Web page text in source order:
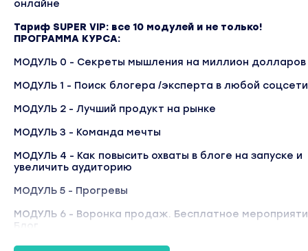
онлайне
Тариф SUPER VIP: все 10 модулей и не только!
ПРОГРАММА КУРСА:
МОДУЛЬ 0 - Секреты мышления на миллион долларов
МОДУЛЬ 1 - Поиск блогера /эксперта в любой соцсети
МОДУЛЬ 2 - Лучший продукт на рынке
МОДУЛЬ 3 - Команда мечты
МОДУЛЬ 4 - Как повысить охваты в блоге на запуске и
увеличить аудиторию
МОДУЛЬ 5 - Прогревы
МОДУЛЬ 6 - Воронка продаж. Бесплатное
Блог